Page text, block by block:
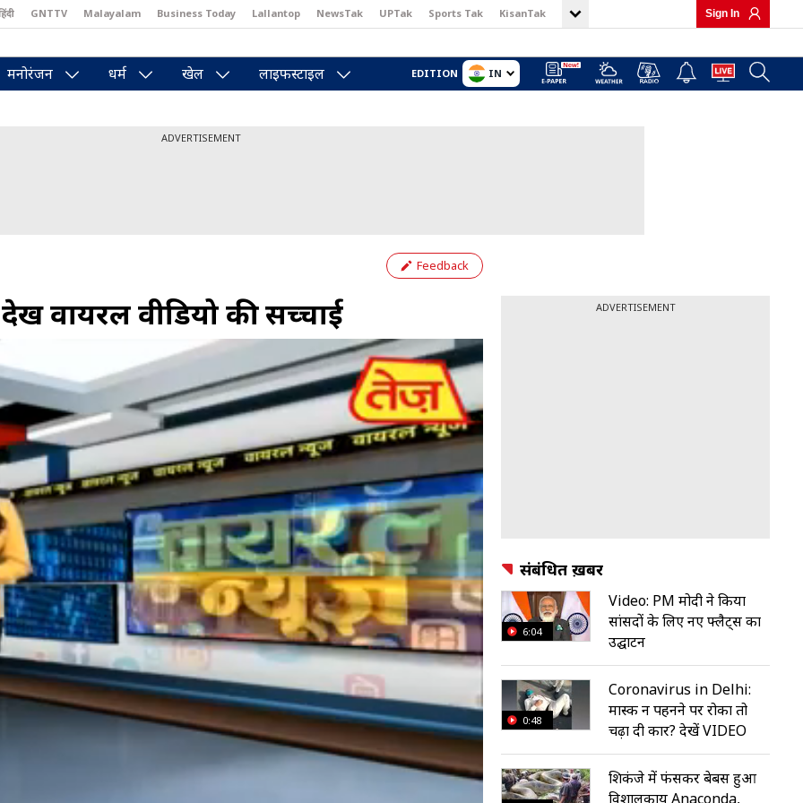
GNTTV Malayalam Business Today Lallantop NewsTak UPTak Sports Tak KisanTak Sign In
मनोरंजन धर्म खेल लाइफस्टाइल EDITION IN
ADVERTISEMENT
Feedback
वायरल वीडियो की सच्चाई ADVERTISEMENT
संबंधित ख़बरें
6:04
Video: PM मोदी ने किया
सांसदों के लिए नए फ्लैट्स का
उद्घाटन
0:48
Coronavirus in Delhi:
मास्क न पहनने पर रोका तो
चढ़ा दी कार? देखें VIDEO
शिकंजे में फंसकर बेबस हुआ
विशालकाय Anaconda,